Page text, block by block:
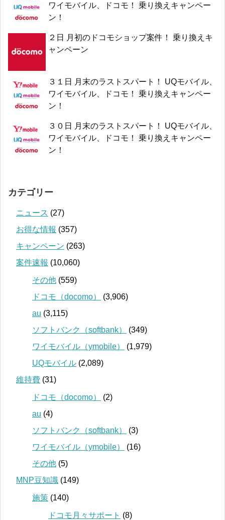
ワイモバイル、ドコモ！ 乗り換えキャンペー
ン！
２日 月初のドコモショップ案件！ 乗り換えキ
ャンペーン
３１日 月末のラストスパート！ UQモバイル、
ワイモバイル、ドコモ！ 乗り換えキャンペー
ン！
３０日 月末のラストスパート！ UQモバイル、
ワイモバイル、ドコモ！ 乗り換えキャンペー
ン！
カテゴリー
ニュース (27)
お得な情報 (357)
キャンペーン (263)
案件速報 (10,060)
その他 (559)
ドコモ（docomo）
(3,906)
au (3,115)
ソフトバンク（softbank）
(349)
ワイモバイル（ymobile）
(1,979)
UQモバイル (2,089)
維持費 (31)
ドコモ（docomo）
(2)
au (4)
ソフトバンク（softbank）
(3)
ワイモバイル（ymobile）
(16)
その他 (5)
MNP豆知識 (149)
施策 (140)
ドコモ月々サポート (8)